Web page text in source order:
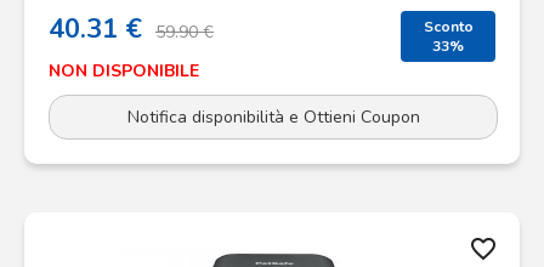
40.31 € 59.90 €
Sconto
33%
NON DISPONIBILE
Notifica disponibilità e Ottieni Coupon
favorite_border